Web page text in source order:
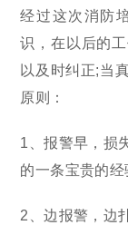
经过这次消防
识，在以后的
以及时纠正;当
原则：
1、报警早，损
的一条宝贵的经
2、边报警，边